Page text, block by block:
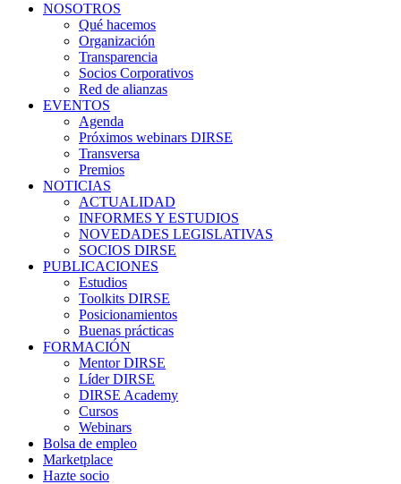
NOSOTROS
Qué hacemos
Organización
Transparencia
Socios Corporativos
Red de alianzas
EVENTOS
Agenda
Próximos webinars DIRSE
Transversa
Premios
NOTICIAS
ACTUALIDAD
INFORMES Y ESTUDIOS
NOVEDADES LEGISLATIVAS
SOCIOS DIRSE
PUBLICACIONES
Estudios
Toolkits DIRSE
Posicionamientos
Buenas prácticas
FORMACIÓN
Mentor DIRSE
Líder DIRSE
DIRSE Academy
Cursos
Webinars
Bolsa de empleo
Marketplace
Hazte socio